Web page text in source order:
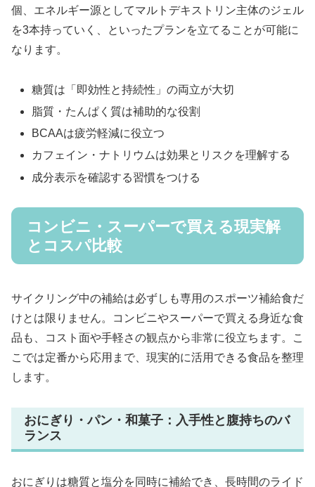
個、エネルギー源としてマルトデキストリン主体のジェル
を3本持っていく、といったプランを立てることが可能に
なります。
糖質は「即効性と持続性」の両立が大切
脂質・たんぱく質は補助的な役割
BCAAは疲労軽減に役立つ
カフェイン・ナトリウムは効果とリスクを理解する
成分表示を確認する習慣をつける
コンビニ・スーパーで買える現実解
とコスパ比較
サイクリング中の補給は必ずしも専用のスポーツ補給食だ
けとは限りません。コンビニやスーパーで買える身近な食
品も、コスト面や手軽さの観点から非常に役立ちます。こ
こでは定番から応用まで、現実的に活用できる食品を整理
します。
おにぎり・パン・和菓子：入手性と腹持ちのバ
ランス
おにぎりは糖質と塩分を同時に補給でき、長時間のライド